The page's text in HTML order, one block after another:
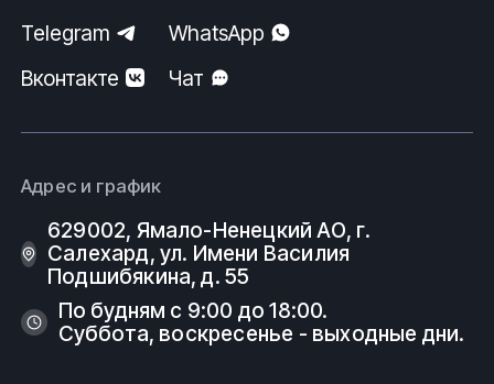
Telegram
WhatsApp
Вконтакте
Чат
Адрес и график
629002, Ямало-Ненецкий АО, г.
Салехард, ул. Имени Василия
Подшибякина, д. 55
По будням с 9:00 до 18:00.
Суббота, воскресенье - выходные дни.